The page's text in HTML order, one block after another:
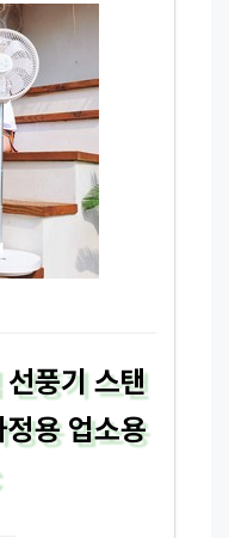
풍기 스탠
용 업소용